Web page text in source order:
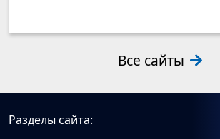
Все сайты
Разделы сайта: